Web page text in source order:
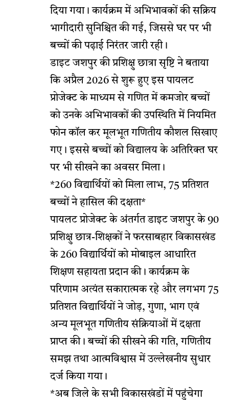
दिया गया। कार्यक्रम में अभिभावकों की सक्रिय
भागीदारी सुनिश्चित की गई, जिससे घर पर भी
बच्चों की पढ़ाई निरंतर जारी रही।
डाइट जशपुर की प्रशिक्षु छात्रा सृष्टि ने बताया
कि अप्रैल 2026 से शुरू हुए इस पायलट
प्रोजेक्ट के माध्यम से गणित में कमजोर बच्चों
को उनके अभिभावकों की उपस्थिति में नियमित
फोन कॉल कर मूलभूत गणितीय कौशल सिखाए
गए। इससे बच्चों को विद्यालय के अतिरिक्त घर
पर भी सीखने का अवसर मिला।
*260 विद्यार्थियों को मिला लाभ, 75 प्रतिशत
बच्चों ने हासिल की दक्षता*
पायलट प्रोजेक्ट के अंतर्गत डाइट जशपुर के 90
प्रशिक्षु छात्र-शिक्षकों ने फरसाबहार विकासखंड
के 260 विद्यार्थियों को मोबाइल आधारित
शिक्षण सहायता प्रदान की। कार्यक्रम के
परिणाम अत्यंत सकारात्मक रहे और लगभग 75
प्रतिशत विद्यार्थियों ने जोड़, गुणा, भाग एवं
अन्य मूलभूत गणितीय संक्रियाओं में दक्षता
प्राप्त की। बच्चों की सीखने की गति, गणितीय
समझ तथा आत्मविश्वास में उल्लेखनीय सुधार
दर्ज किया गया।
*अब जिले के सभी विकासखंडों में पहुंचेगा